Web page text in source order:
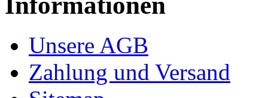
Unsere AGB
Zahlung und Versand